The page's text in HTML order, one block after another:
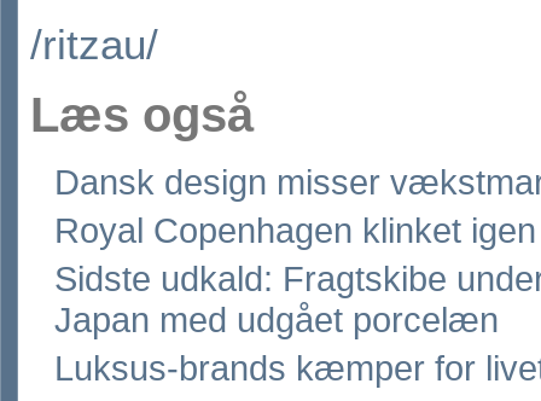
/ritzau/
Læs også
Dansk design misser
Royal Copenhagen klinket igen
Sidste udkald: Fragtskibe
Japan med udgået porcelæn
Luksus-brands kæmper for